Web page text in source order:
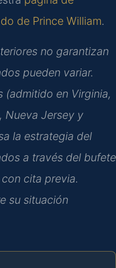
de Prince William.
no garantizan
pueden variar.
(admitido en Virginia,
Nueva Jersey y
la estrategia del
a través del bufete
cita previa.
su situación